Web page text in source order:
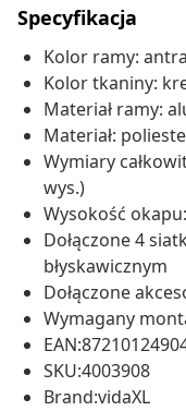
Specyfikacja
Kolor ramy:
Kolor tkaniny:
Materiał ramy:
Materiał:
Wymiary
wys.)
Wysokość
Dołączone 4
błyskawicznym
Dołączone
Wymagany
SKU:4003908
Brand:vidaXL